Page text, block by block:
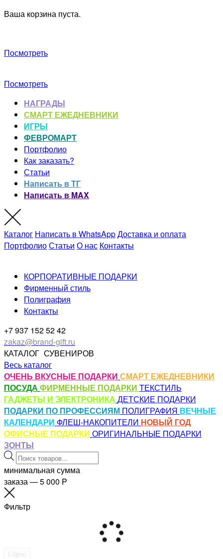
Ваша корзина пуста.
Посмотреть
Посмотреть
НАГРАДЫ
СМАРТ ЕЖЕДНЕВНИКИ
ИГРЫ
ФЕВРОМАРТ
Портфолио
Как заказать?
Статьи
Написать в ТГ
Написать в MAX
Каталог Написать в WhatsAppДоставка и оплата
ПортфолиоСтатьи О нас Контакты
КОРПОРАТИВНЫЕ ПОДАРКИ
Фирменный стиль
Полиграфия
Контакты
+7 937 152 52 42
zakaz@brand-gift.ru
КАТАЛОГ СУВЕНИРОВ
Весь каталог
ОЧЕНЬ ВКУСНЫЕ ПОДАРКИ СМАРТ ЕЖЕДНЕВНИКИ
ПОСУДА ФИРМЕННЫЕ ПОДАРКИ ТЕКСТИЛЬ
ГАДЖЕТЫ И ЭЛЕКТРОНИКА ДЕТСКИЕ ПОДАРКИ
ПОДАРКИ ПО ПРОФЕССИЯМ ПОЛИГРАФИЯ ВЕЧНЫЕ
КАЛЕНДАРИ ФЛЕШ-НАКОПИТЕЛИ НОВЫЙ ГОД
ОФИСНЫЕ ПОДАРКИ ОРИГИНАЛЬНЫЕ ПОДАРКИ
ЗОНТЫ
Поиск
товаров
минимальная сумма
заказа — 5 000 P
Фильтр